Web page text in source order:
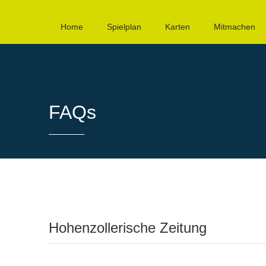
Home Spielplan Karten Mitmachen
FAQs
Hohenzollerische Zeitung